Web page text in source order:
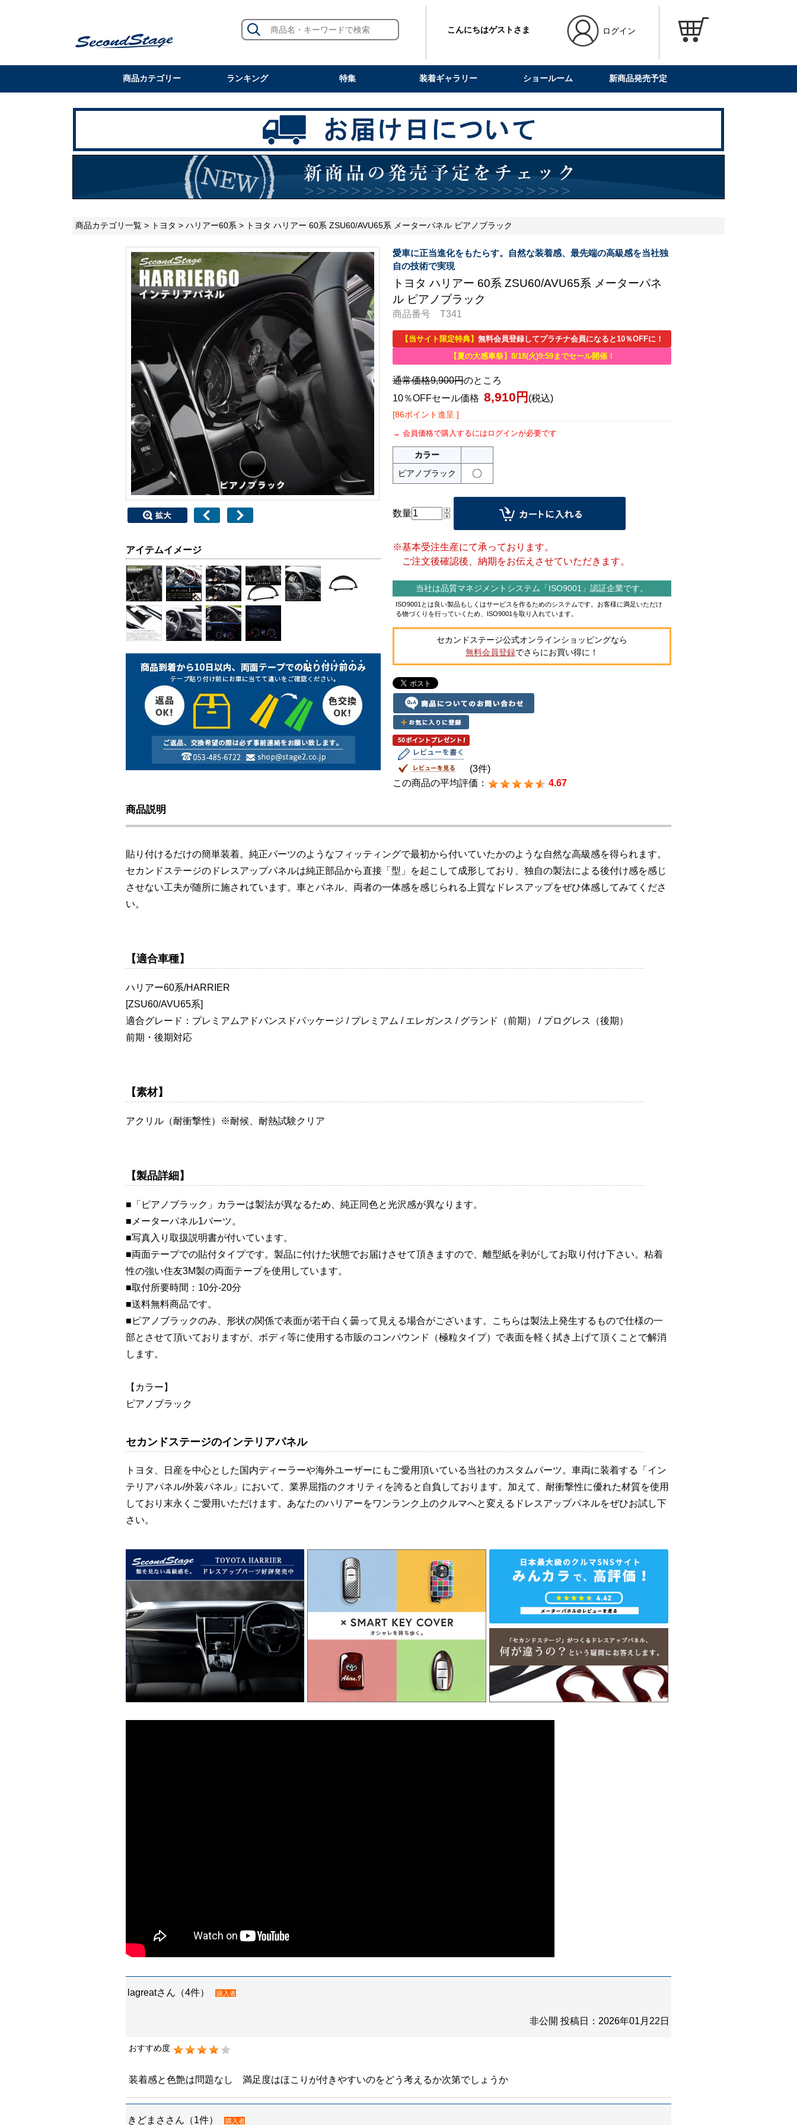
こんにちはゲストさま ログイン
商品カテゴリー ランキング 特集 装着ギャラリー ショールーム 新商品発売予定
商品カテゴリ一覧 > トヨタ > ハリアー60系 > トヨタ ハリアー 60系 ZSU60/AVU65系 メーターパネル ピアノブラック
愛車に正当進化をもたらす。自然な装着感、最先端の高級感を当社独
自の技術で実現
トヨタ ハリアー 60系 ZSU60/AVU65系 メーターパネ
ル ピアノブラック
商品番号 T341
【当サイト限定特典】 無料会員登録してプラチナ会員になると10％OFFに！
【夏の大感車祭】8/18(火)9:59までセール開催！
通常価格9,900円のところ
10％OFFセール価格 8,910円 (税込)
[86ポイント進呈 ]
会員価格で購入するにはログインが必要です
カラー
ピアノブラック
数量
※基本受注生産にて承っております。
ご注文後確認後、納期をお伝えさせていただきます。
当社は品質マネジメントシステム「ISO9001」認証企業です。
ISO9001とは良い製品もしくはサービスを作るためのシステムです。お客様に満足いただけ
る物づくりを行っていくため、ISO9001を取り入れています。
セカンドステージ公式オンラインショッピングなら
無料会員登録でさらにお買い得に！
(3件)
この商品の平均評価：
4.67
アイテムイメージ
商品説明
貼り付けるだけの簡単装着。純正パーツのようなフィッティングで最初から付いていたかのような自然な高級感を得られます。
セカンドステージのドレスアップパネルは純正部品から直接「型」を起こして成形しており、独自の製法による後付け感を感じ
させない工夫が随所に施されています。車とパネル、両者の一体感を感じられる上質なドレスアップをぜひ体感してみてくださ
い。
【適合車種】
ハリアー60系/HARRIER
[ZSU60/AVU65系]
適合グレード：プレミアムアドバンスドパッケージ / プレミアム / エレガンス / グランド（前期） / プログレス（後期）
前期・後期対応
【素材】
アクリル（耐衝撃性）※耐候、耐熱試験クリア
【製品詳細】
■「ピアノブラック」カラーは製法が異なるため、純正同色と光沢感が異なります。
■メーターパネル1パーツ。
■写真入り取扱説明書が付いています。
■両面テープでの貼付タイプです。製品に付けた状態でお届けさせて頂きますので、離型紙を剥がしてお取り付け下さい。粘着
性の強い住友3M製の両面テープを使用しています。
■取付所要時間：10分-20分
■送料無料商品です。
■ピアノブラックのみ、形状の関係で表面が若干白く曇って見える場合がございます。こちらは製法上発生するもので仕様の一
部とさせて頂いておりますが、ボディ等に使用する市販のコンパウンド（極粒タイプ）で表面を軽く拭き上げて頂くことで解消
します。
【カラー】
ピアノブラック
セカンドステージのインテリアパネル
トヨタ、日産を中心とした国内ディーラーや海外ユーザーにもご愛用頂いている当社のカスタムパーツ。車両に装着する「イン
テリアパネル/外装パネル」において、業界屈指のクオリティを誇ると自負しております。加えて、耐衝撃性に優れた材質を使用
しており末永くご愛用いただけます。あなたのハリアーをワンランク上のクルマへと変えるドレスアップパネルをぜひお試し下
さい。
lagreatさん（4件） 購入者
非公開 投稿日：2026年01月22日
おすすめ度
装着感と色艶は問題なし 満足度はほこりが付きやすいのをどう考えるか次第でしょうか
きどまささん（1件） 購入者